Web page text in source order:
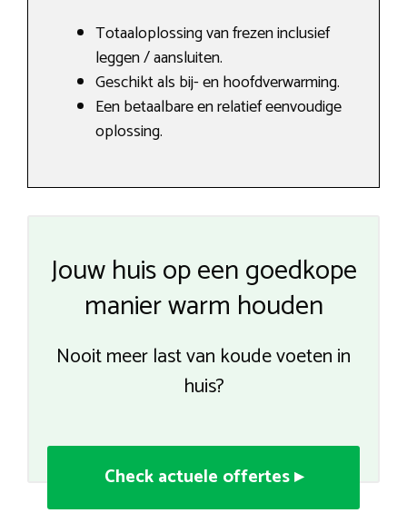
Totaaloplossing van frezen inclusief
leggen / aansluiten.
Geschikt als bij- en hoofdverwarming.
Een betaalbare en relatief eenvoudige
oplossing.
Jouw huis op een goedkope
manier warm houden
Nooit meer last van koude voeten in
huis?
Check actuele offertes ▸